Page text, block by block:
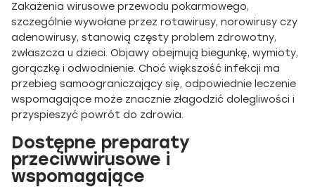
Zakażenia wirusowe przewodu pokarmowego,
szczególnie wywołane przez rotawirusy, norowirusy czy
adenowirusy, stanowią częsty problem zdrowotny,
zwłaszcza u dzieci. Objawy obejmują biegunkę, wymioty,
gorączkę i odwodnienie. Choć większość infekcji ma
przebieg samoograniczający się, odpowiednie leczenie
wspomagające może znacznie złagodzić dolegliwości i
przyspieszyć powrót do zdrowia.
Dostępne preparaty
przeciwwirusowe i
wspomagające